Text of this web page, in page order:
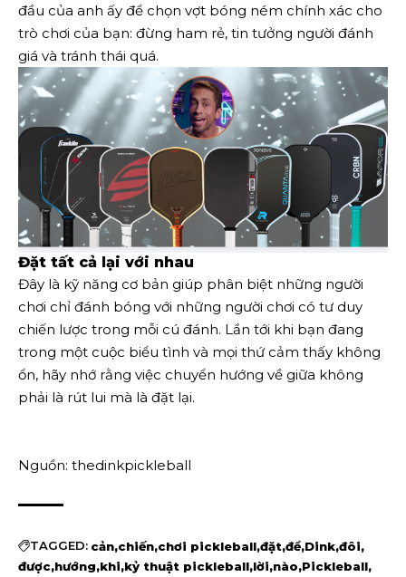
đầu của anh ấy để chọn vợt bóng ném chính xác cho
trò chơi của bạn: đừng ham rẻ, tin tưởng người đánh
giá và tránh thái quá.
Đặt tất cả lại với nhau
Đây là kỹ năng cơ bản giúp phân biệt những người
chơi chỉ đánh bóng với những người chơi có tư duy
chiến lược trong mỗi cú đánh. Lần tới khi bạn đang
trong một cuộc biểu tình và mọi thứ cảm thấy không
ổn, hãy nhớ rằng việc chuyển hướng về giữa không
phải là rút lui mà là đặt lại.
Nguồn: thedinkpickleball
TAGGED: cản chiến chơi pickleball đặt để Dink đôi
được hướng khi kỷ thuật pickleball lời nào Pickleball